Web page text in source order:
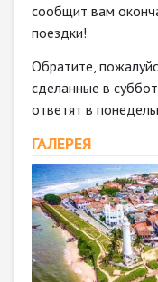
сообщит вам
поездки!
Обратите,
сделанные в
ответят в
ГАЛЕРЕЯ